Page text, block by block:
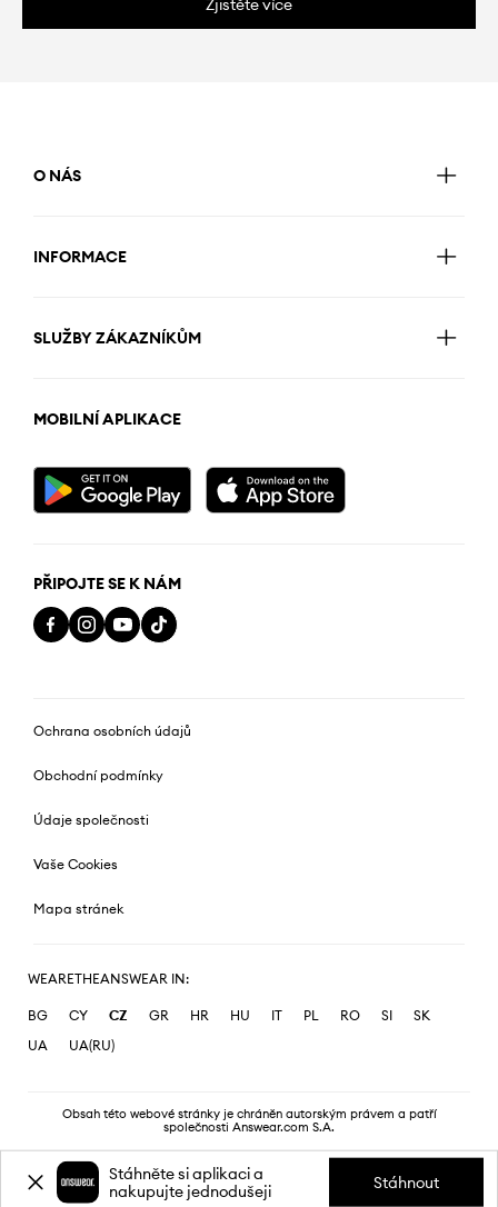
Zjistěte více
O NÁS
INFORMACE
SLUŽBY ZÁKAZNÍKŮM
MOBILNÍ APLIKACE
PŘIPOJTE SE K NÁM
Ochrana osobních údajů
Obchodní podmínky
Údaje společnosti
Vaše Cookies
Mapa stránek
WEARETHEANSWEAR IN:
BG CY CZ GR HR HU IT PL RO SI
SK
UA
UA(RU)
Obsah této webové stránky je chráněn autorským právem a patří
společnosti Answear.com S.A.
Stáhněte si aplikaci a
nakupujte jednodušeji
Stáhnout